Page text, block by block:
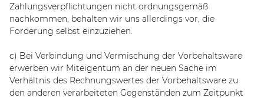
Zahlungsverpflichtungen nicht ordnungsgemäß
nachkommen, behalten wir uns allerdings vor, die
Forderung selbst einzuziehen.
c) Bei Verbindung und Vermischung der Vorbehaltsware
erwerben wir Miteigentum an der neuen Sache im
Verhältnis des Rechnungswertes der Vorbehaltsware zu
den anderen verarbeiteten Gegenständen zum Zeitpunkt